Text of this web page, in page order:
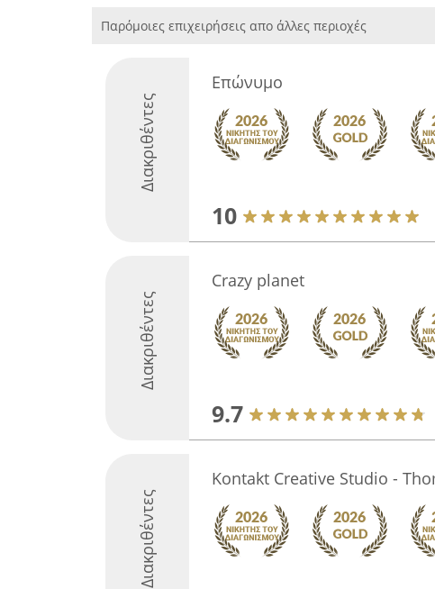
Παρόμοιες επιχειρήσεις απο άλλες περιοχές
Διακριθέντες
Επώνυμο
10
Διακριθέντες
Crazy planet
9.7
Διακριθέντες
Kontakt Creative Studio -